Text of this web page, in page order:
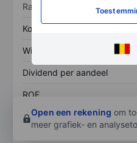
Ratio's
Koers/omzetratio
Winst per aandeel
Dividend per aandeel
ROE
Open een rekening om
meer grafiek- en